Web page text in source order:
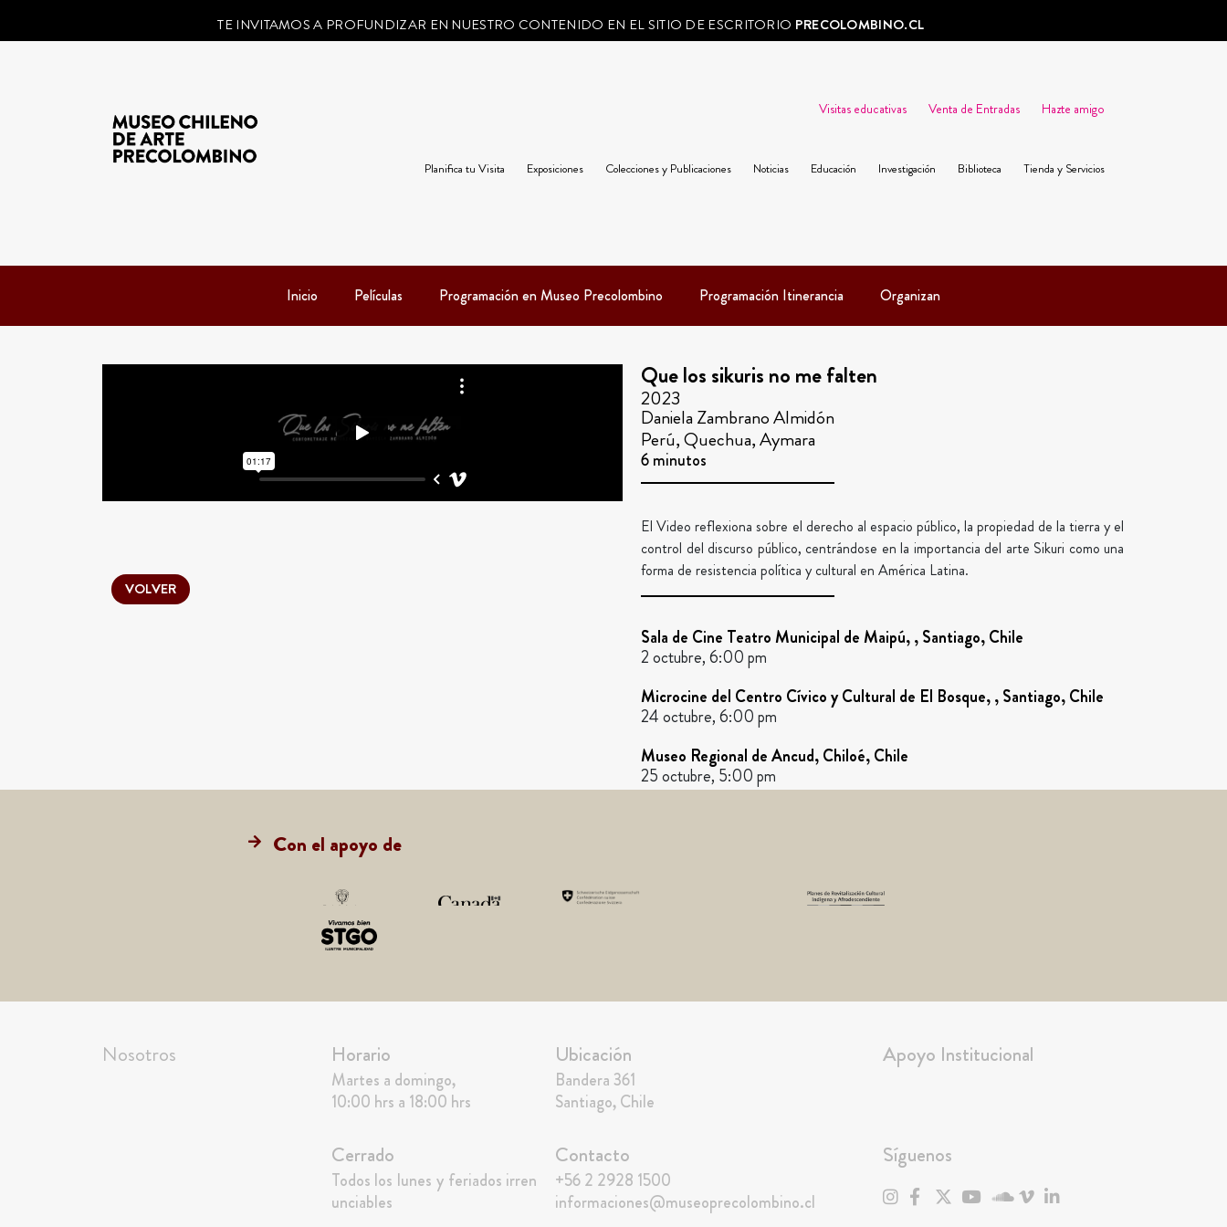
TE INVITAMOS A PROFUNDIZAR EN NUESTRO CONTENIDO EN EL SITIO DE ESCRITORIO PRECOLOMBINO.CL
Visitas educativas Venta de Entradas Hazte amigo
Planifica tu Visita Exposiciones Colecciones y Publicaciones Noticias Educación Investigación Biblioteca Tienda y Servicios
Inicio Películas Programación en Museo Precolombino Programación Itinerancia Organizan
VOLVER
Que los sikuris no me falten
2023
Daniela Zambrano Almidón
Perú, Quechua, Aymara
6 minutos
El Video reflexiona sobre el derecho al espacio público, la propiedad de la tierra y el
control del discurso público, centrándose en la importancia del arte Sikuri como una
forma de resistencia política y cultural en América Latina.
Sala de Cine Teatro Municipal de Maipú, , Santiago, Chile
2 octubre, 6:00 pm
Microcine del Centro Cívico y Cultural de El Bosque, , Santiago, Chile
24 octubre, 6:00 pm
Museo Regional de Ancud, Chiloé, Chile
25 octubre, 5:00 pm
Con el apoyo de
Nosotros Horario
Martes a domingo,
10:00 hrs a 18:00 hrs
Ubicación
Bandera 361
Santiago, Chile
Apoyo Institucional
Cerrado
Todos los lunes y feriados irren
unciables
Contacto
+56 2 2928 1500
informaciones@museoprecolombino.cl
Síguenos